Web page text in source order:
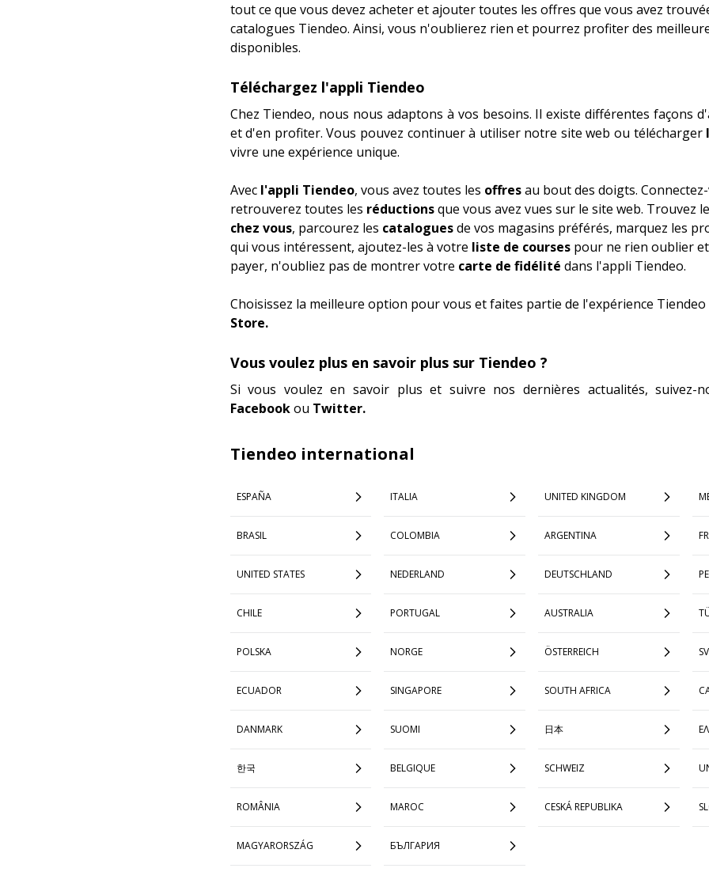
tout ce que vous devez acheter et ajouter toutes les offres que vous avez
catalogues Tiendeo. Ainsi, vous n'oublierez rien et pourrez profiter des
disponibles.
Téléchargez l'appli Tiendeo
Chez Tiendeo, nous nous adaptons à vos besoins. Il existe différentes façons
et d'en profiter. Vous pouvez continuer à utiliser notre site web ou télécharger
vivre une expérience unique.
Avec l'appli Tiendeo, vous avez toutes les offresau bout des doigts.
retrouverez toutes les réductionsque vous avez vues sur le site web. Trouvez
chez vous, parcourez les cataloguesde vos magasins préférés, marquez les
qui vous intéressent, ajoutez-les à votre liste de coursespour ne rien oublier
payer, n'oubliez pas de montrer votre carte de fidélité dans l'appli Tiendeo.
Choisissez la meilleure option pour vous et faites partie de l'expérience Tiendeo
Store.
Vous voulez plus en savoir plus sur Tiendeo ?
Si vous voulez en savoir plus et suivre nos dernières actualités, suivez-
Facebookou Twitter.
Tiendeo international
ESPAÑA ITALIA UNITED KINGDOM
BRASIL COLOMBIA ARGENTINA
UNITED STATES NEDERLAND DEUTSCHLAND
CHILE PORTUGAL AUSTRALIA
POLSKA NORGE ÖSTERREICH
ECUADOR SINGAPORE SOUTH AFRICA
DANMARK SUOMI 日本
한국 BELGIQUE SCHWEIZ
ROMÂNIA MAROC CESKÁ REPUBLIKA
MAGYARORSZÁG БЪЛГАРИЯ